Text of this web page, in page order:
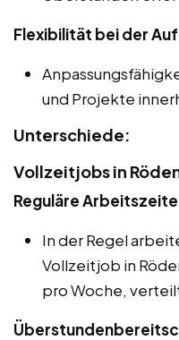
Flexibilität bei der
und Projekte
Unterschiede:
Vollzeitjobs in
Reguläre
In der Regel
Vollzeitjob in
pro Woche,